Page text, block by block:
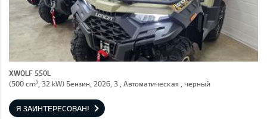
XWOLF 550L
(500 cm³, 32 kW) Бензин, 2026, 3 , Автоматическая , черный
Я ЗАИНТЕРЕСОВАН!